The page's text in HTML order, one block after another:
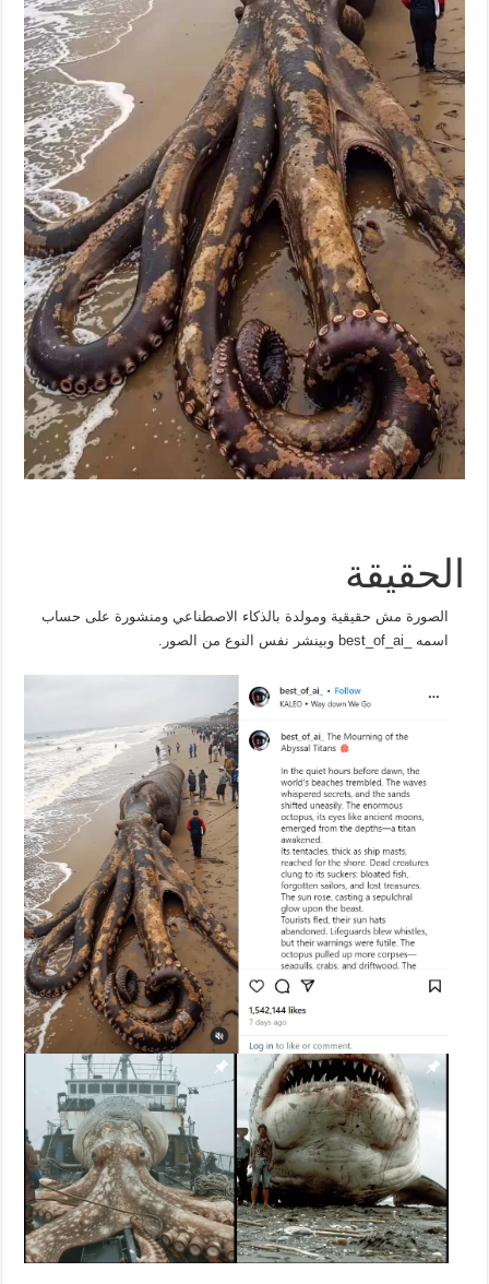
الحقيقة
الصورة مش حقيقية ومولدة بالذكاء الاصطناعي ومنشورة على حساب
اسمه _best_of_ai وبينشر نفس النوع من الصور.